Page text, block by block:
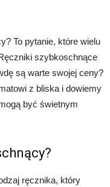
To pytanie, które wielu
szybkoschnące
są warte swojej ceny?
z bliska i dowiemy
być świetnym
ręcznika, który